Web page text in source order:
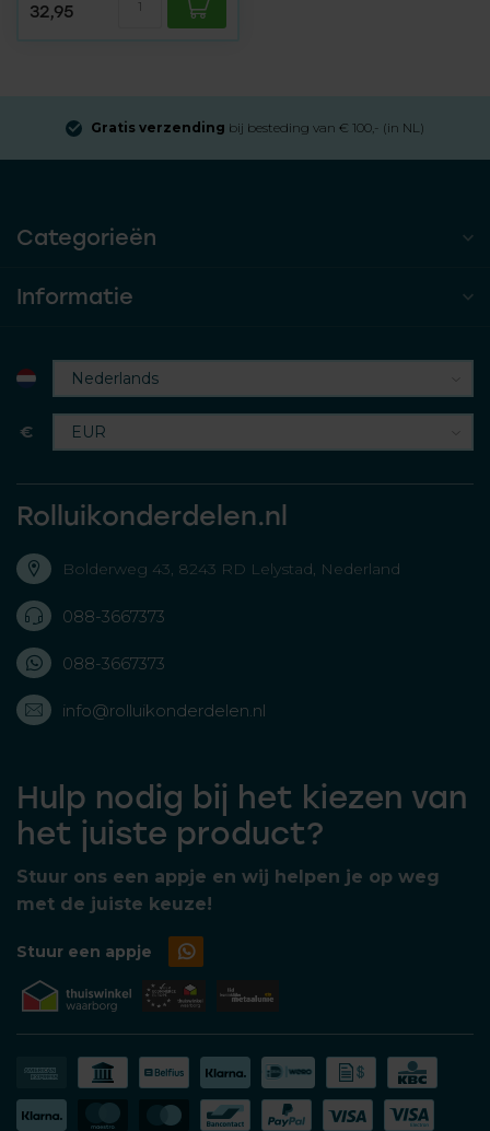
32,95
Gratis verzending bij besteding van € 100,- (in NL)
Categorieën
Informatie
€
Rolluikonderdelen.nl
Bolderweg 43, 8243 RD Lelystad, Nederland
088-3667373
088-3667373
info@rolluikonderdelen.nl
Hulp nodig bij het kiezen van
het juiste product?
Stuur ons een appje en wij helpen je op weg
met de juiste keuze!
Stuur een appje